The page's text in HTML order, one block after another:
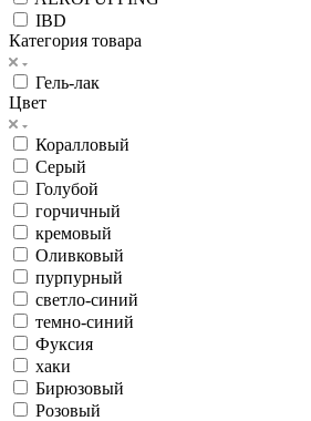
IBD
Категория товара
Гель-лак
Цвет
Коралловый
Серый
Голубой
горчичный
кремовый
Оливковый
пурпурный
светло-синий
темно-синий
Фуксия
хаки
Бирюзовый
Розовый